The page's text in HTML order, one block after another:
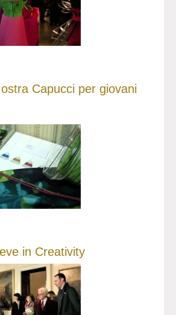
Capucci per giovani
in Creativity